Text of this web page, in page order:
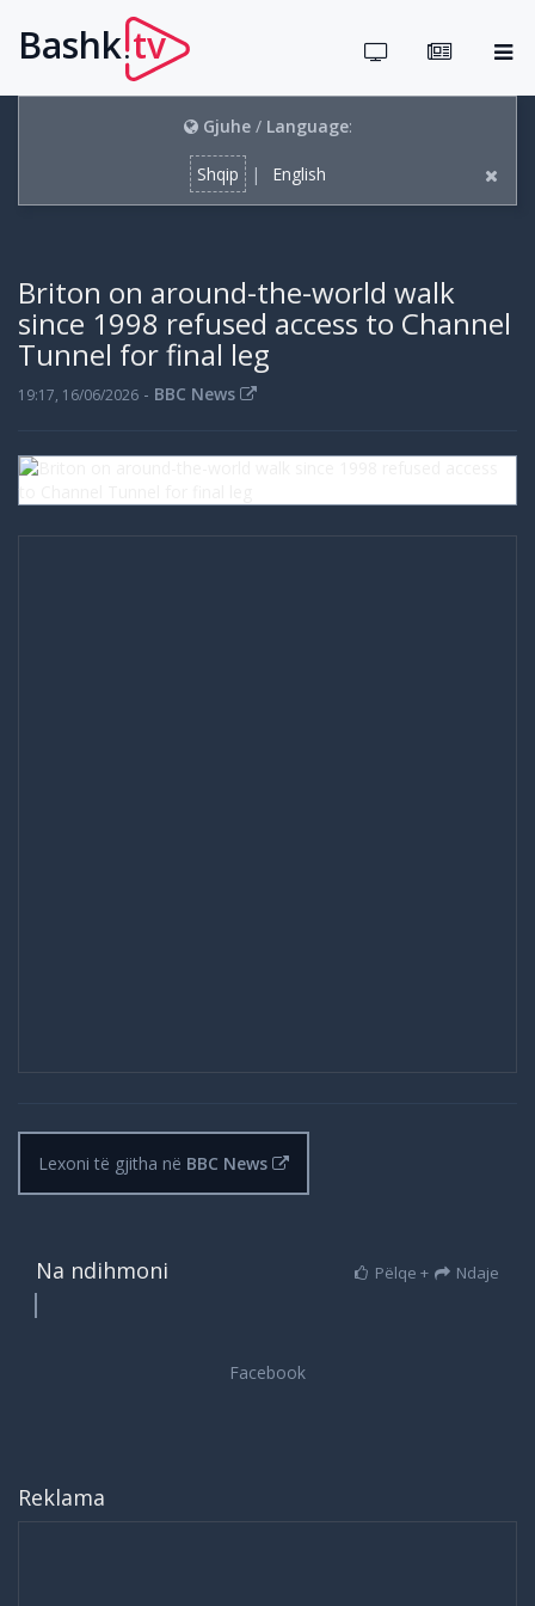
Bashk.tv
Gjuhe/ Language:
Shqip | English
Briton on around-the-world walk
since 1998 refused access to Channel
Tunnel for final leg
19:17, 16/06/2026 - BBC News
Lexoni të gjitha në BBC News
Na ndihmoni Pëlqe + Ndaje
Reklama